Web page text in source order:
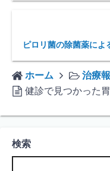
ピロリ菌の除菌薬によ
ホーム
治療
健診で見つかった
検索